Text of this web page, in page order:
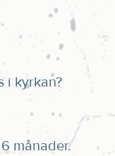
i kyrkan?
månader.